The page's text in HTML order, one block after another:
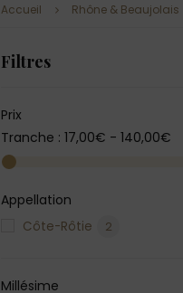
Accueil Rhône & Beaujolais
Filtres
Prix
Tranche : 17,00€ - 140,00€
Appellation
Côte-Rôtie 2
Millésime